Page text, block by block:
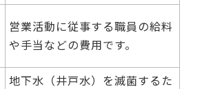
営業活動に従事する職員の給料
や手当などの費用です。
地下水（井戸水）を滅菌するた